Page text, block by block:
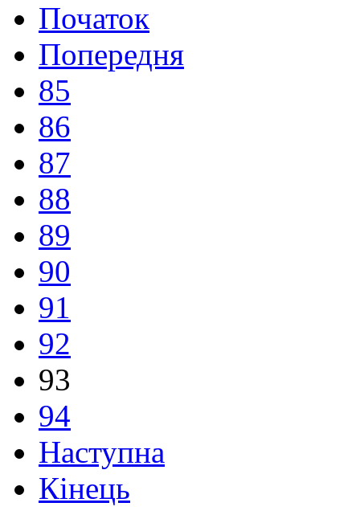
Початок
Попередня
85
86
87
88
89
90
91
92
93
94
Наступна
Кінець